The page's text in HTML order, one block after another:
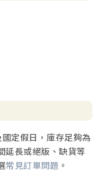
定假日，庫存足夠為
延長或絕版、缺貨等
常見訂單問題 。